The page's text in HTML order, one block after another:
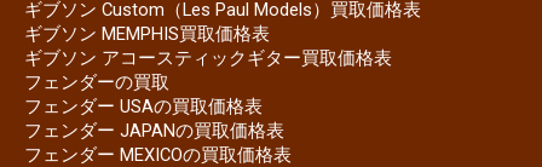
ギブソン Custom（Les Paul Models）買取価格表
ギブソン MEMPHIS買取価格表
ギブソン アコースティックギター買取価格表
フェンダーの買取
フェンダー USAの買取価格表
フェンダー JAPANの買取価格表
フェンダー MEXICOの買取価格表